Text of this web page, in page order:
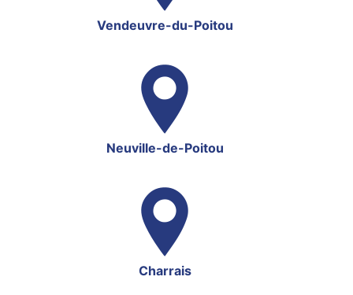
Vendeuvre-du-Poitou
Neuville-de-Poitou
Charrais